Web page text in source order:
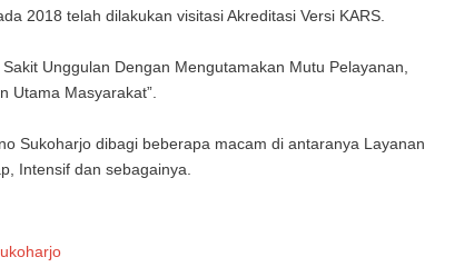
2018 telah dilakukan visitasi Akreditasi Versi KARS.
Unggulan Dengan Mengutamakan Mutu Pelayanan,
Utama Masyarakat”.
Sukoharjo dibagi beberapa macam di antaranya Layanan
Intensif dan sebagainya.